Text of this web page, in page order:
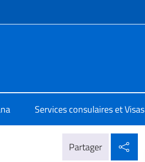
Services consulaires et Visas
Partager